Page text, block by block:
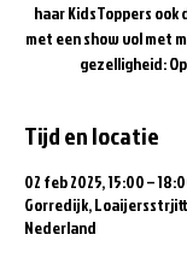
haar KidsToppers
met een show vol met
gezelligheid:
Tijd en locatie
02 feb 2025, 15:00 –
Gorredijk,
Nederland